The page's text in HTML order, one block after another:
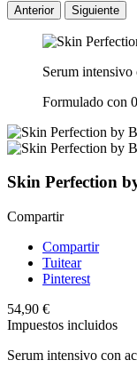
Anterior Siguiente
Serum intensivo
Formulado con
Skin Perfection
Compartir
Compartir
Tuitear
Pinterest
54,90 €
Impuestos incluidos
Serum intensivo con